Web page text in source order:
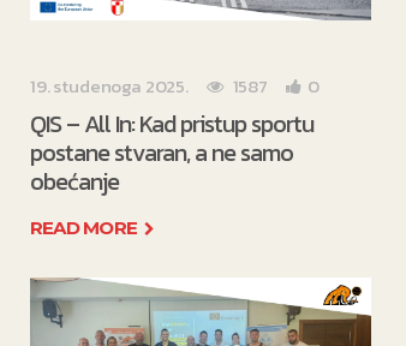
19. studenoga 2025. 1587 0
QIS – All In: Kad pristup sportu
postane stvaran, a ne samo
obećanje
READ MORE